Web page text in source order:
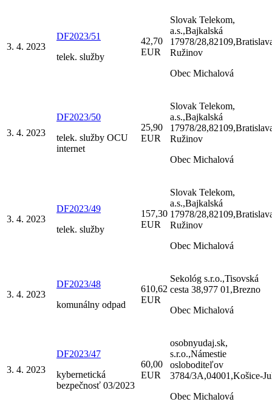
3. 4. 2023
DF2023/51
telek. služby
42,70
EUR
Slovak Telekom,
a.s.,Bajkalská
17978/
Ružinov
Obec Michalová
3. 4. 2023
DF2023/50
telek. služby OCU
internet
25,90
EUR
Slovak Telekom,
a.s.,Bajkalská
17978/
Ružinov
Obec Michalová
3. 4. 2023
DF2023/49
telek. služby
157,30
EUR
Slovak Telekom,
a.s.,Bajkalská
17978/
Ružinov
Obec Michalová
3. 4. 2023
DF2023/48
komunálny odpad
610,62
EUR
Sekológ s.r.o.,Tisovská
cesta 38,977 01,Brezno
Obec Michalová
3. 4. 2023
DF2023/47
kybernetická
bezpečnosť 03/2023
60,00
EUR
osobnyudaj.sk,
s.r.o.,Námestie
osloboditeľov
3784/3A,04001,Košice-
Obec Michalová